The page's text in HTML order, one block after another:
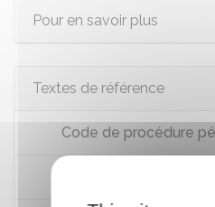
Pour en savoir plus
Textes de référence
Code de procédure